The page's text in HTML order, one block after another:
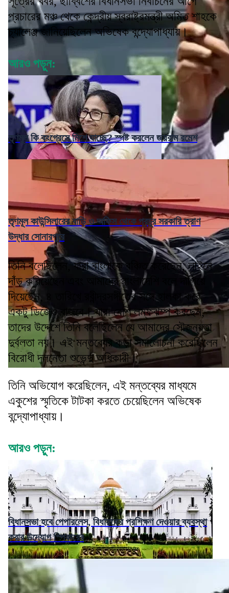
প্রচারের মঞ্চ থেকে কেন্দ্রীয় স্বরাষ্ট্রমন্ত্রী অমিত শাহকে
চ্যালেঞ্জ জানিয়েছিলেন অভিষেক বন্দ্যোপাধ্যায়।
আরও পড়ুন:
তৃণমূল কি কংগ্রেসে মিশে যাচ্ছে? স্পষ্ট করলেন জয়রাম রমেশ
তৃণমূল কাউন্সিলারের বাড়ি ও অফিস থেকে প্রচুর সরকারি ত্রাণ
উদ্ধার সোনারপুরে
তিনি বলেছিলেন, যারা বাংলাকে বঞ্চিত করেছেন, লাইনে
দাঁড় করিয়েছেন এবং আমাদের বাংলাদেশি বলে দাগিয়ে
দিয়েছেন, ৪ তারিখে রবীন্দ্রসঙ্গীতের সঙ্গে হালকা করে
একটু ডিজেও বাজবে। যারা বেশি লম্ফঝম্প করছেন,
তাদের উদ্দেশে তিনি বলেছিলেন যে আমাদের সৌজন্যতা
দুর্বলতা নয়। এই মন্তব্যের কড়া সমালোচনা করেছিলেন
বিরোধী দলনেতা শুভেন্দু অধিকারী।
তিনি অভিযোগ করেছিলেন, এই মন্তব্যের মাধ্যমে
একুশের স্মৃতিকে টাটকা করতে চেয়েছিলেন অভিষেক
বন্দ্যোপাধ্যায়।
আরও পড়ুন:
বিধানসভা হবে পেপারলেস, বিধায়কের প্রশিক্ষণ দেওয়ার ব্যবস্থা
করার উদ্যোগ স্পিকারের